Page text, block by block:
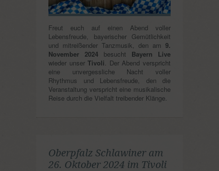
Freut euch auf einen Abend voller
Lebensfreude, bayerischer Gemütlichkeit
und mitreißender Tanzmusik, den am 9.
November 2024 besucht Bayern Live
wieder unserTivoli. Der Abend verspricht
eine unvergessliche Nacht voller
Rhythmus und Lebensfreude, den die
Veranstaltung verspricht eine musikalische
Reise durch die Vielfalt treibender Klänge.
Oberpfalz Schlawiner am
26. Oktober 2024 im Tivoli